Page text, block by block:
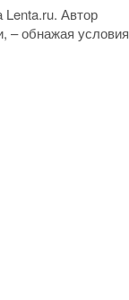
Lenta.ru. Автор
– обнажая условия